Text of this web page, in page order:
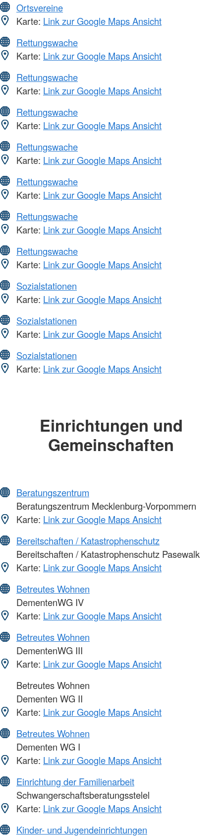
Ortsvereine
Karte: Link zur Google Maps Ansicht
Rettungswache
Karte: Link zur Google Maps Ansicht
Rettungswache
Karte: Link zur Google Maps Ansicht
Rettungswache
Karte: Link zur Google Maps Ansicht
Rettungswache
Karte: Link zur Google Maps Ansicht
Rettungswache
Karte: Link zur Google Maps Ansicht
Rettungswache
Karte: Link zur Google Maps Ansicht
Rettungswache
Karte: Link zur Google Maps Ansicht
Sozialstationen
Karte: Link zur Google Maps Ansicht
Sozialstationen
Karte: Link zur Google Maps Ansicht
Sozialstationen
Karte: Link zur Google Maps Ansicht
Einrichtungen und
Gemeinschaften
Beratungszentrum
Beratungszentrum Mecklenburg-Vorpommern
Karte: Link zur Google Maps Ansicht
Bereitschaften / Katastrophenschutz
Bereitschaften / Katastrophenschutz Pasewalk
Karte: Link zur Google Maps Ansicht
Betreutes Wohnen
DementenWG IV
Karte: Link zur Google Maps Ansicht
Betreutes Wohnen
DementenWG III
Karte: Link zur Google Maps Ansicht
Betreutes Wohnen
Dementen WG II
Karte: Link zur Google Maps Ansicht
Betreutes Wohnen
Dementen WG I
Karte: Link zur Google Maps Ansicht
Einrichtung der Familienarbeit
Schwangerschaftsberatungsstelel
Karte: Link zur Google Maps Ansicht
Kinder- und Jugendeinrichtungen